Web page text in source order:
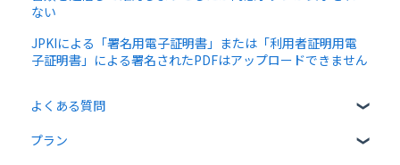
ない
JPKIによる「署名用電子証明書」または「利用者証明用電
子証明書」による署名されたPDFはアップロードできません
よくある質問
クラウドサインについて
プラン